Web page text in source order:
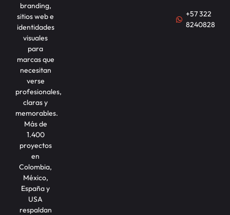
branding,
sitios web e
identidades
visuales
para
marcas que
necesitan
verse
profesionales,
claras y
memorables.
Más de
1.400
proyectos
en
Colombia,
México,
España y
USA
respaldan
+57 322
8240828